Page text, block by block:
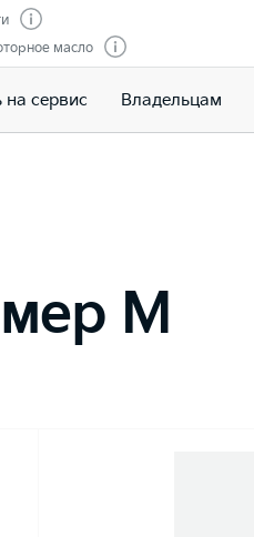
масло
на сервис Владельцам
M